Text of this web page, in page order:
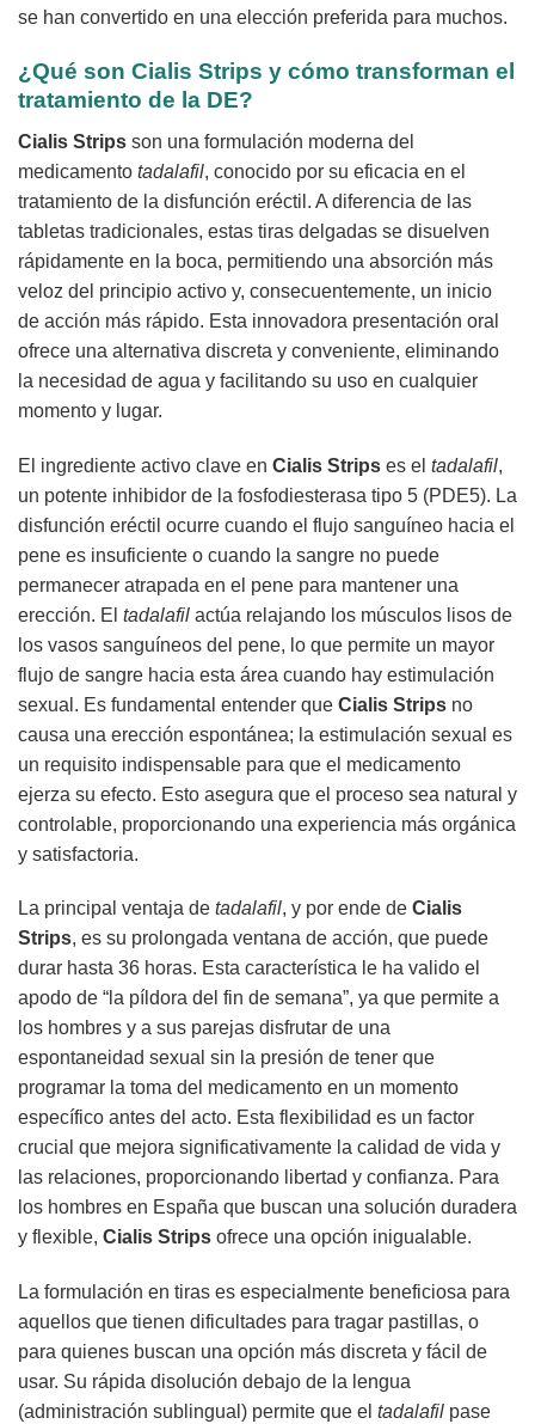
se han convertido en una elección preferida para muchos.
¿Qué son Cialis Strips y cómo transforman el
tratamiento de la DE?
Cialis Strips son una formulación moderna del
medicamento tadalafil, conocido por su eficacia en el
tratamiento de la disfunción eréctil. A diferencia de las
tabletas tradicionales, estas tiras delgadas se disuelven
rápidamente en la boca, permitiendo una absorción más
veloz del principio activo y, consecuentemente, un inicio
de acción más rápido. Esta innovadora presentación oral
ofrece una alternativa discreta y conveniente, eliminando
la necesidad de agua y facilitando su uso en cualquier
momento y lugar.
El ingrediente activo clave en Cialis Strips es el tadalafil,
un potente inhibidor de la fosfodiesterasa tipo 5 (PDE5). La
disfunción eréctil ocurre cuando el flujo sanguíneo hacia el
pene es insuficiente o cuando la sangre no puede
permanecer atrapada en el pene para mantener una
erección. El tadalafil actúa relajando los músculos lisos de
los vasos sanguíneos del pene, lo que permite un mayor
flujo de sangre hacia esta área cuando hay estimulación
sexual. Es fundamental entender que Cialis Strips no
causa una erección espontánea; la estimulación sexual es
un requisito indispensable para que el medicamento
ejerza su efecto. Esto asegura que el proceso sea natural y
controlable, proporcionando una experiencia más orgánica
y satisfactoria.
La principal ventaja de tadalafil, y por ende de Cialis
Strips, es su prolongada ventana de acción, que puede
durar hasta 36 horas. Esta característica le ha valido el
apodo de “la píldora del fin de semana”, ya que permite a
los hombres y a sus parejas disfrutar de una
espontaneidad sexual sin la presión de tener que
programar la toma del medicamento en un momento
específico antes del acto. Esta flexibilidad es un factor
crucial que mejora significativamente la calidad de vida y
las relaciones, proporcionando libertad y confianza. Para
los hombres en España que buscan una solución duradera
y flexible, Cialis Strips ofrece una opción inigualable.
La formulación en tiras es especialmente beneficiosa para
aquellos que tienen dificultades para tragar pastillas, o
para quienes buscan una opción más discreta y fácil de
usar. Su rápida disolución debajo de la lengua
(administración sublingual) permite que el tadalafil pase